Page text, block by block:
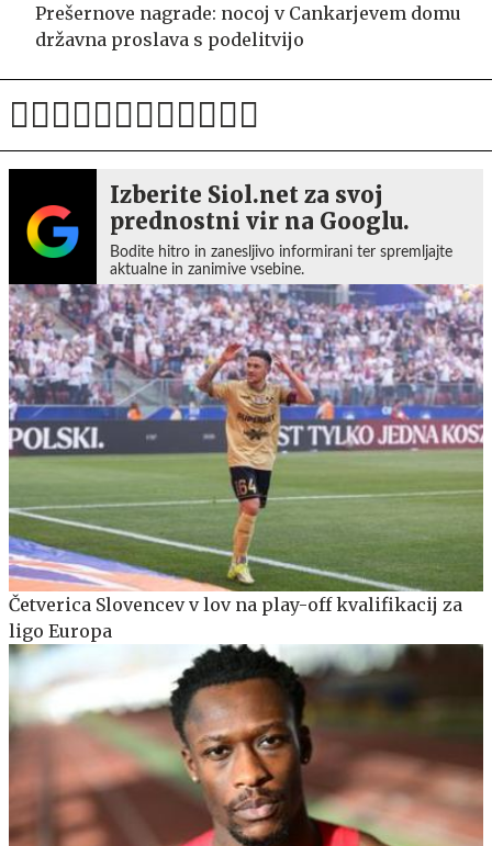
Prešernove nagrade: nocoj v Cankarjevem domu
državna proslava s podelitvijo
Izberite Siol.net za svoj
prednostni vir na Googlu.
Bodite hitro in zanesljivo informirani ter spremljajte
aktualne in zanimive vsebine.
Četverica Slovencev v lov na play-off kvalifikacij za
ligo Europa